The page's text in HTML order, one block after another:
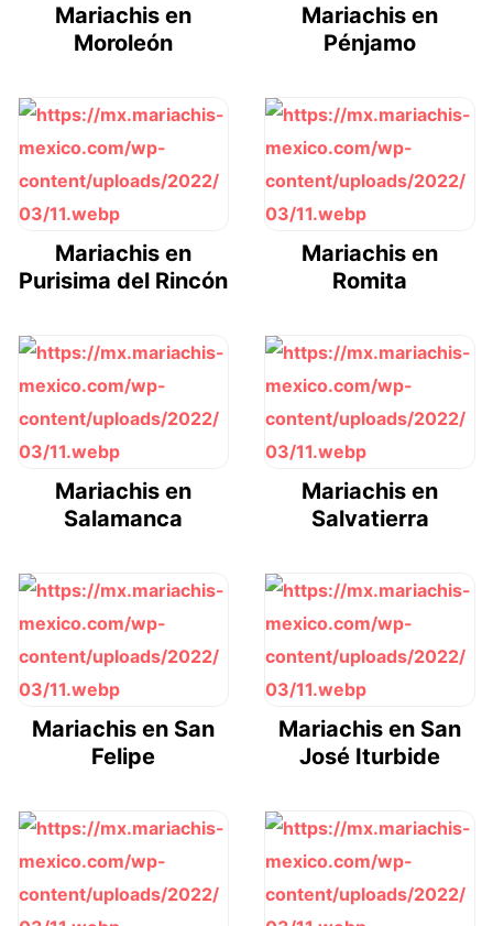
Mariachis en
Moroleón
Mariachis en
Pénjamo
Mariachis en
Purisima del Rincón
Mariachis en
Romita
Mariachis en
Salamanca
Mariachis en
Salvatierra
Mariachis en San
Felipe
Mariachis en San
José Iturbide